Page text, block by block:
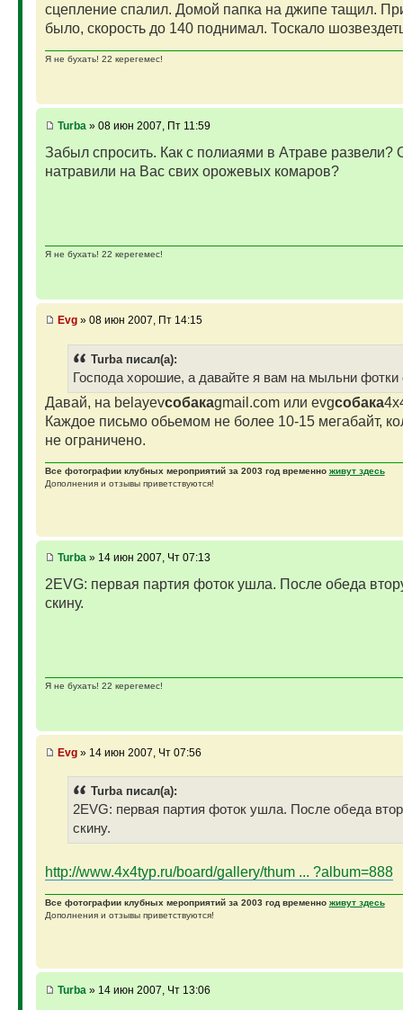
сцепление спалил. Домой папка на джипе тащил.
было, скорость до 140 поднимал. Тоскало
Я не бухать! 22 керегемес!
Turba » 08 июн 2007, Пт 11:59
Забыл спросить. Как с полиаями в Атраве развели?
натравили на Вас свих орожевых комаров?
Я не бухать! 22 керегемес!
Evg» 08 июн 2007, Пт 14:15
Turba писал(а):
Господа хорошие, а давайте я вам на мыльни фотки
Давай, на belayevсобакаgmail.com или evgсобака
Каждое письмо обьемом не более 10-15 мегабайт,
не ограничено.
Все фотографии клубных мероприятий за 2003 год временно живут здесь
Дополнения и отзывы приветствуются!
Turba» 14 июн 2007, Чт 07:13
2EVG: первая партия фоток ушла. После обеда
скину.
Я не бухать! 22 керегемес!
Evg» 14 июн 2007, Чт 07:56
Turba писал(а):
2EVG: первая партия фоток ушла. После обеда
скину.
http://www.4x4typ.ru/board/gallery/thum ... ?album=888
Все фотографии клубных мероприятий за 2003 год временно живут здесь
Дополнения и отзывы приветствуются!
Turba » 14 июн 2007, Чт 13:06